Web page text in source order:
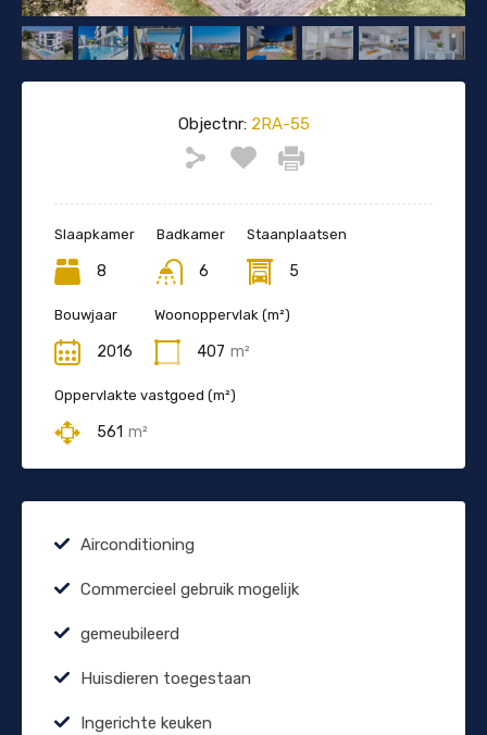
Objectnr:2RA-55
Slaapkamer
8
Badkamer
6
Staanplaatsen
5
Bouwjaar
2016
Woonoppervlak (m²)
407 m²
Oppervlakte vastgoed (m²)
561 m²
Airconditioning
Commercieel gebruik mogelijk
gemeubileerd
Huisdieren toegestaan
Ingerichte keuken